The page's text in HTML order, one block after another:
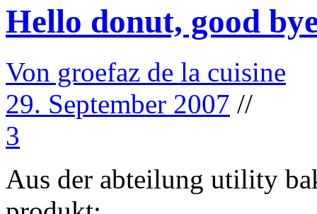
Hello donut, good
Von groefaz de la cuisine
29. September 2007 //
3
Aus der abteilung utility